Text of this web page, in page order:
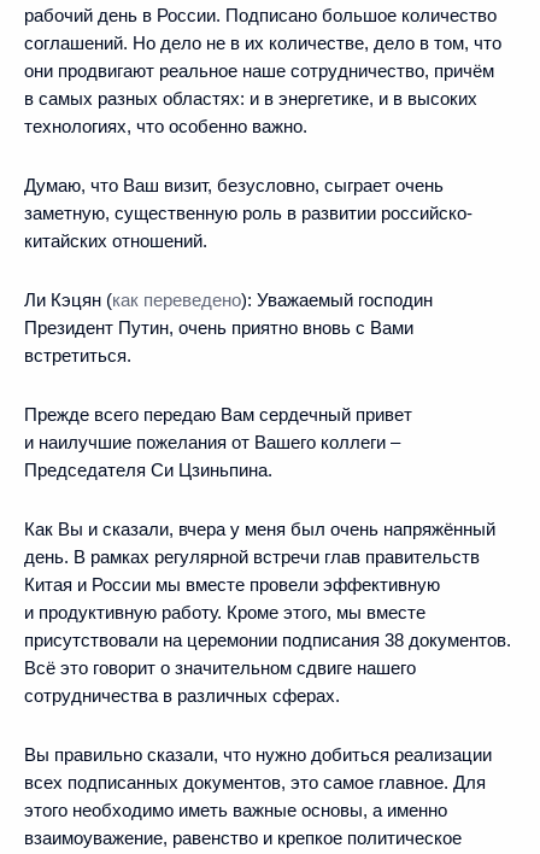
рабочий день в России. Подписано большое количество
соглашений. Но дело не в их количестве, дело в том, что
они продвигают реальное наше сотрудничество, причём
в самых разных областях: и в энергетике, и в высоких
технологиях, что особенно важно.
Думаю, что Ваш визит, безусловно, сыграет очень
заметную, существенную роль в развитии российско-
китайских отношений.
Ли Кэцян (как переведено): Уважаемый господин
Президент Путин, очень приятно вновь с Вами
встретиться.
Прежде всего передаю Вам сердечный привет
и наилучшие пожелания от Вашего коллеги –
Председателя Си Цзиньпина.
Как Вы и сказали, вчера у меня был очень напряжённый
день. В рамках регулярной встречи глав правительств
Китая и России мы вместе провели эффективную
и продуктивную работу. Кроме этого, мы вместе
присутствовали на церемонии подписания 38 документов.
Всё это говорит о значительном сдвиге нашего
сотрудничества в различных сферах.
Вы правильно сказали, что нужно добиться реализации
всех подписанных документов, это самое главное. Для
этого необходимо иметь важные основы, а именно
взаимоуважение, равенство и крепкое политическое